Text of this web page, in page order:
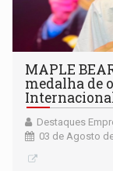
MAPLE
medalha de
Destaques
03 de Agosto